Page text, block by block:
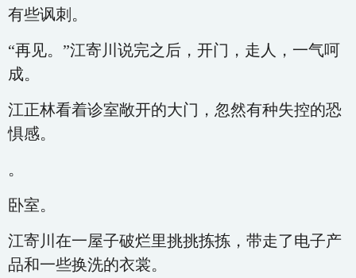
有些讽刺。
“再见。”江寄川说完之后，开门，走人，一气呵
成。
江正林看着诊室敞开的大门，忽然有种失控的恐
惧感。
。
卧室。
江寄川在一屋子破烂里挑挑拣拣，带走了电子产
品和一些换洗的衣裳。